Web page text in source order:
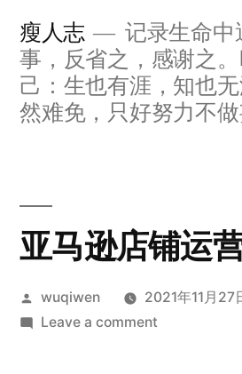
Skip
content
瘦人志
记录生命中
事，反省之，感谢之
己：生也有涯，知也
然难免，只好努力不做
亚马逊店铺运
Posted
by
wuqiwen
2021年11月27
Leave a commenton